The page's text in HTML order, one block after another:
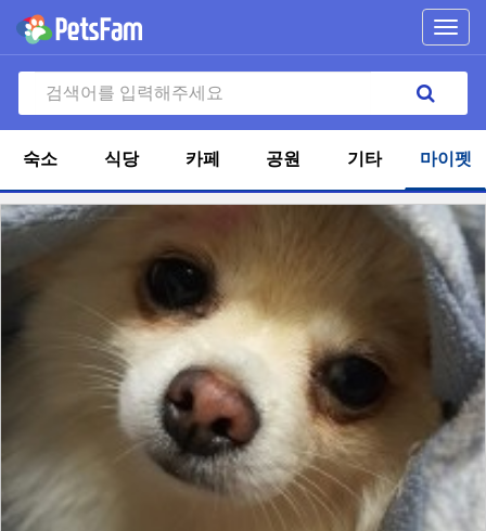
숙소 식당 카페 공원 기타 마이펫